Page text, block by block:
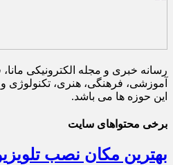
رسانه خبری و مجله الکترونیکی
آموزشی، فرهنگی، هنری،
این حوزه ها می باشد.
برخی محتواهای سایت
بهترین مکان نصب